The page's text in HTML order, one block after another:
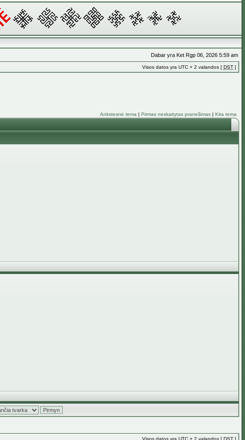
Dabar yra Ket Rgp 06, 2026 5:59 am
Visos datos yra UTC + 2 valandos [ DST ]
Ankstesnė tema | Pirmas neskaitytas pranešimas | Kita tema
Visos datos yra UTC + 2 valandos [ DST ]